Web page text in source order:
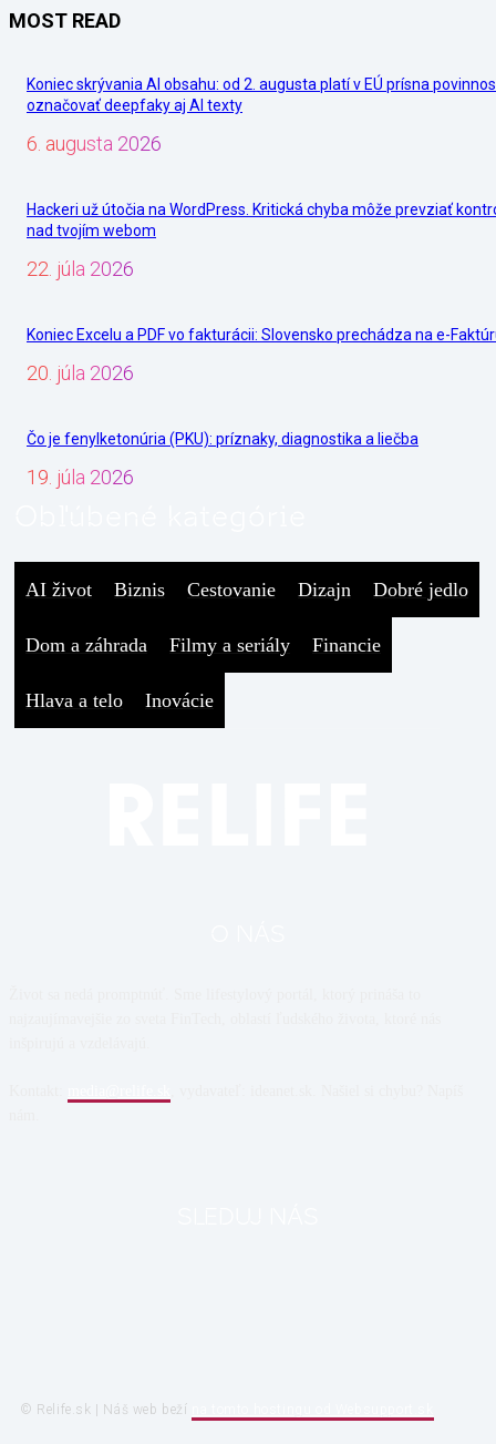
MOST READ
Koniec skrývania AI obsahu: od 2. augusta platí v EÚ prísna
označovať deepfaky aj AI texty
6. augusta 2026
Hackeri už útočia na WordPress. Kritická chyba môže prevziať
nad tvojím webom
22. júla 2026
Koniec Excelu a PDF vo fakturácii: Slovensko prechádza na e-
20. júla 2026
Čo je fenylketonúria (PKU): príznaky, diagnostika a liečba
19. júla 2026
AI život Biznis Cestovanie Dizajn Dobré jedlo
Dom a záhrada Filmy a seriály Financie
Hlava a telo Inovácie
© Relife.sk | Náš web beží